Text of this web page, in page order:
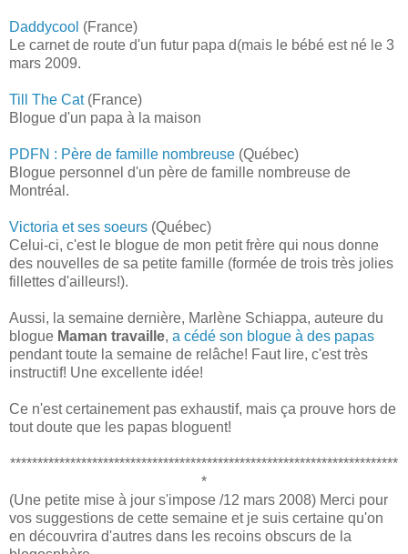
Daddycool (France)
Le carnet de route d'un futur papa d(mais le bébé est né le 3
mars 2009.
Till The Cat(France)
Blogue d'un papa à la maison
PDFN : Père de famille nombreuse (Québec)
Blogue personnel d'un père de famille nombreuse de
Montréal.
Victoria et ses soeurs (Québec)
Celui-ci, c'est le blogue de mon petit frère qui nous donne
des nouvelles de sa petite famille (formée de trois très jolies
fillettes d'ailleurs!).
Aussi, la semaine dernière, Marlène Schiappa, auteure du
blogue Maman travaille, a cédé son blogue à des papas
pendant toute la semaine de relâche! Faut lire, c'est très
instructif! Une excellente idée!
Ce n'est certainement pas exhaustif, mais ça prouve hors de
tout doute que les papas bloguent!
***********************************************************************
*
(Une petite mise à jour s'impose /12 mars 2008) Merci pour
vos suggestions de cette semaine et je suis certaine qu'on
en découvrira d'autres dans les recoins obscurs de la